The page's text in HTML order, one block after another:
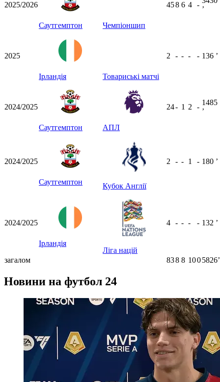
2025/2026
Саутгемптон Чемпіоншип
458 6 4 -
ʼ
2025
Ірландія Товариські матчі
2 - - - - 136 ʼ
2024/2025
Саутгемптон АПЛ
24- 1 2 -
1485
ʼ
2024/2025
Саутгемптон Кубок Англії
2 - - 1 - 180 ʼ
2024/2025
Ірландія
Ліга націй
4 - - - - 132 ʼ
загалом 838 8 1005826ʼ
Новини на футбол 24